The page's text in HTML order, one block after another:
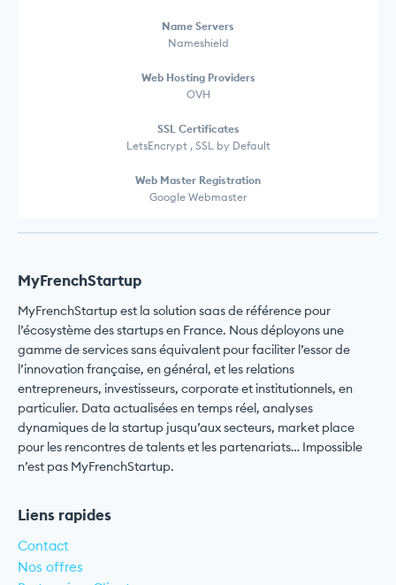
Name Servers
Nameshield
Web Hosting Providers
OVH
SSL Certificates
LetsEncrypt , SSL by Default
Web Master Registration
Google Webmaster
MyFrenchStartup
MyFrenchStartup est la solution saas de référence pour
l’écosystème des startups en France. Nous déployons une
gamme de services sans équivalent pour faciliter l’essor de
l’innovation française, en général, et les relations
entrepreneurs, investisseurs, corporate et institutionnels, en
particulier. Data actualisées en temps réel, analyses
dynamiques de la startup jusqu’aux secteurs, market place
pour les rencontres de talents et les partenariats… Impossible
n’est pas MyFrenchStartup.
Liens rapides
Contact
Nos offres